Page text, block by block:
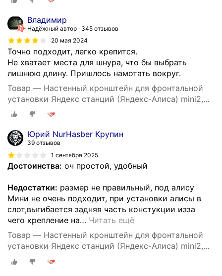
Владимир
Надёжный автор
345 отзывов
20 мая 2024
Точно подходит, легко крепится.
Не хватает места для шнура, что бы выбрать
лишнюю длину. Пришлось намотать вокруг.
Товар — Настенный кронштейн для фронтальной
установки Яндекс станций (Яндекс-Алиса) mini2,
3D печать, черный
Юрий NurHasber Крупин
39 отзывов
1 сентября 2025
Достоинства: оч простой, удобный
Недостатки: размер не правильный, под алису
Мини не очень подходит, при установки алисы в
слот,выгибается задняя часть констукции изза
чего крепление на… Читать ещё
Товар — Настенный кронштейн для фронтальной
установки Яндекс станций (Яндекс-Алиса) mini2,
3D печать, белый